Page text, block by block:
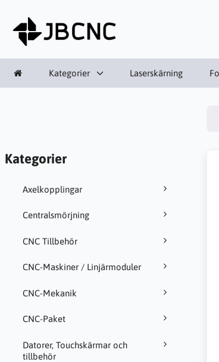
Kategorier Laserskärning
Kategorier
Axelkopplingar
Centralsmörjning
CNC Tillbehör
CNC-Maskiner / Linjärmoduler
CNC-Mekanik
CNC-Paket
Datorer, Touchskärmar och
tillbehör